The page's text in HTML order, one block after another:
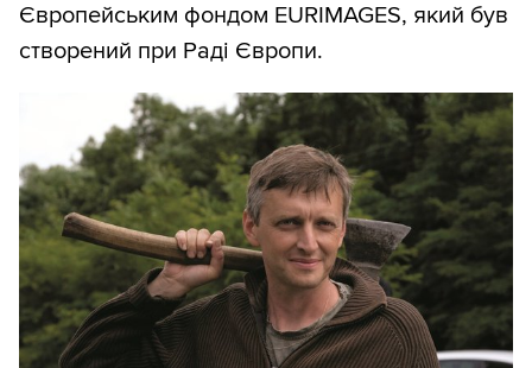
Європейським фондом EURIMAGES, який був
створений при Раді Європи.